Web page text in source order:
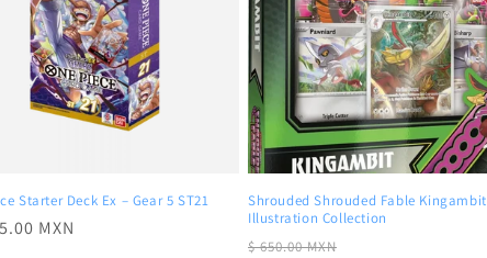
Starter Deck Ex – Gear 5 ST21
MXN
Shrouded Shrouded Fable Kingambit
Illustration Collection
Precio
$ 650.00 MXN